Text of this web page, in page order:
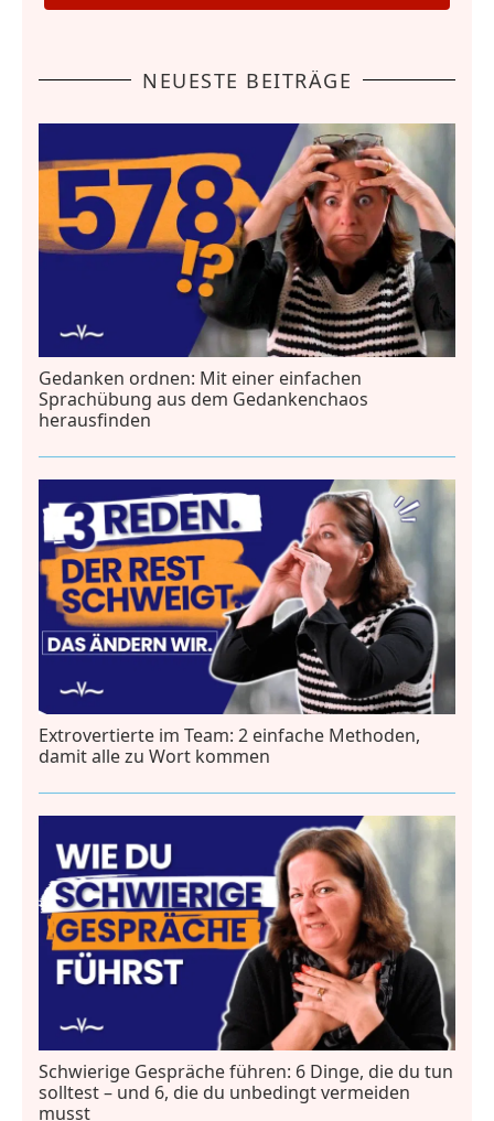
NEUESTE BEITRÄGE
Gedanken ordnen: Mit einer einfachen
Sprachübung aus dem Gedankenchaos
herausfinden
Extrovertierte im Team: 2 einfache Methoden,
damit alle zu Wort kommen
Schwierige Gespräche führen: 6 Dinge, die du tun
solltest – und 6, die du unbedingt vermeiden
musst